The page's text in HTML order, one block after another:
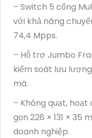
– Switch 5 cổng
với khả năng
74,4 Mpps.
– Hỗ trợ Jumbo
kiểm soát lưu
mà.
– Không quạt,
gọn 226 × 131 × 35
doanh nghiệp.